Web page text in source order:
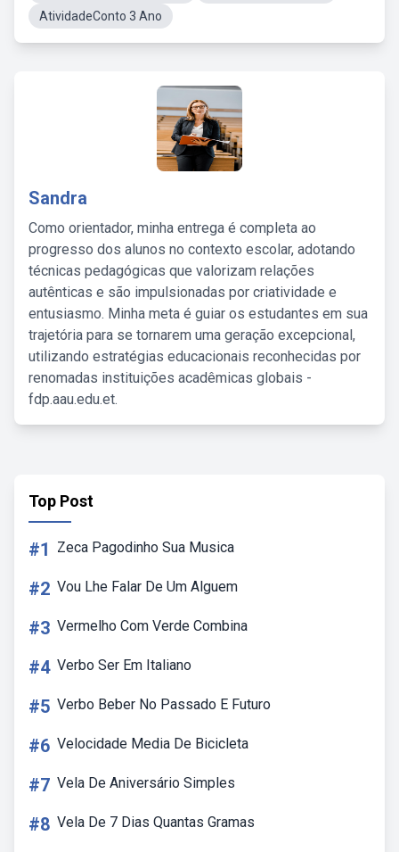
AtividadeConto 3 Ano
Sandra
Como orientador, minha entrega é completa ao
progresso dos alunos no contexto escolar, adotando
técnicas pedagógicas que valorizam relações
autênticas e são impulsionadas por criatividade e
entusiasmo. Minha meta é guiar os estudantes em sua
trajetória para se tornarem uma geração excepcional,
utilizando estratégias educacionais reconhecidas por
renomadas instituições acadêmicas globais -
fdp.aau.edu.et.
Top Post
#1 Zeca Pagodinho Sua Musica
#2 Vou Lhe Falar De Um Alguem
#3 Vermelho Com Verde Combina
#4 Verbo Ser Em Italiano
#5 Verbo Beber No Passado E Futuro
#6 Velocidade Media De Bicicleta
#7 Vela De Aniversário Simples
#8 Vela De 7 Dias Quantas Gramas